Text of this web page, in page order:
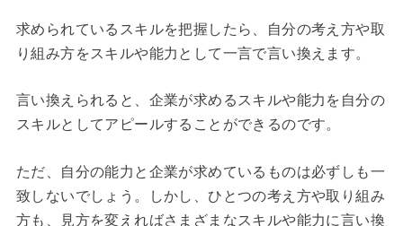
求められているスキルを把握したら、自分の考え方や取
り組み方をスキルや能力として一言で言い換えます。
言い換えられると、企業が求めるスキルや能力を自分の
スキルとしてアピールすることができるのです。
ただ、自分の能力と企業が求めているものは必ずしも一
致しないでしょう。しかし、ひとつの考え方や取り組み
方も、見方を変えればさまざまなスキルや能力に言い換